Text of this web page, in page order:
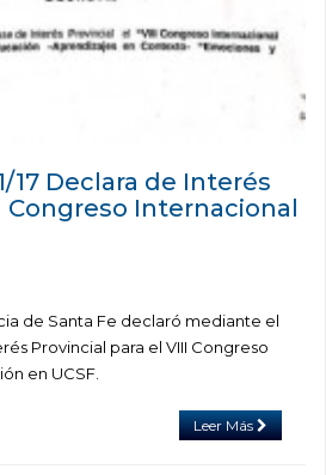
17 Declara de Interés
Congreso Internacional
de Santa Fe declaró mediante el
Provincial para el VIII Congreso
en UCSF.
Leer Más